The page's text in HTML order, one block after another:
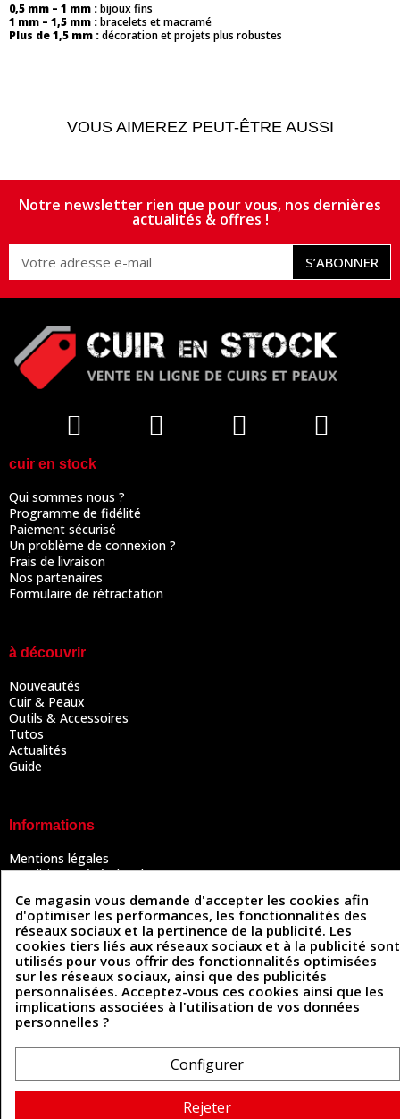
0,5 mm – 1 mm :bijoux fins
1 mm – 1,5 mm :bracelets et macramé
Plus de 1,5 mm :décoration et projets plus robustes
VOUS AIMEREZ PEUT-ÊTRE AUSSI
Notre newsletter rien que pour vous, nos dernières
actualités & offres !
S’ABONNER
cuir en stock
Qui sommes nous ?
Programme de fidélité
Paiement sécurisé
Un problème de connexion ?
Frais de livraison
Nos partenaires
Formulaire de rétractation
à découvrir
Nouveautés
Cuir & Peaux
Outils & Accessoires
Tutos
Actualités
Guide
Informations
Mentions légales
Conditions Générales de Vente
Politique des cookies
Contactez-nous
Coordonnées
493 Chemin de Catougnac
81300 Graulhet
contact@cuirenstock.com
Cuirenstock © 2026 - Une création Quatrys 💙
Ce magasin vous demande d'accepter les cookies afin
d'optimiser les performances, les fonctionnalités des
réseaux sociaux et la pertinence de la publicité. Les
cookies tiers liés aux réseaux sociaux et à la publicité sont
utilisés pour vous offrir des fonctionnalités optimisées
sur les réseaux sociaux, ainsi que des publicités
personnalisées. Acceptez-vous ces cookies ainsi que les
implications associées à l'utilisation de vos données
personnelles ?
Configurer
Rejeter